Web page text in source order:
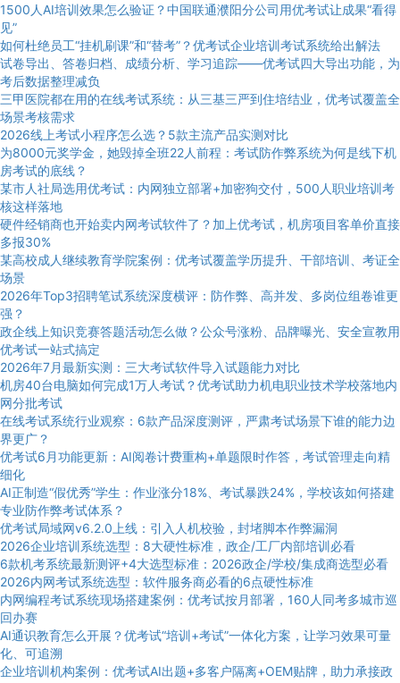
1500人AI培训效果怎么验证？中国联通濮阳分公司用优考试让成果“看得
见”
如何杜绝员工“挂机刷课”和“替考”？优考试企业培训考试系统给出解法
试卷导出、答卷归档、成绩分析、学习追踪——优考试四大导出功能，为
考后数据整理减负
三甲医院都在用的在线考试系统：从三基三严到住培结业，优考试覆盖全
场景考核需求
2026线上考试小程序怎么选？5款主流产品实测对比
为8000元奖学金，她毁掉全班22人前程：考试防作弊系统为何是线下机
房考试的底线？
某市人社局选用优考试：内网独立部署+加密狗交付，500人职业培训考
核这样落地
硬件经销商也开始卖内网考试软件了？加上优考试，机房项目客单价直接
多报30%
某高校成人继续教育学院案例：优考试覆盖学历提升、干部培训、考证全
场景
2026年Top3招聘笔试系统深度横评：防作弊、高并发、多岗位组卷谁更
强？
政企线上知识竞赛答题活动怎么做？公众号涨粉、品牌曝光、安全宣教用
优考试一站式搞定
2026年7月最新实测：三大考试软件导入试题能力对比
机房40台电脑如何完成1万人考试？优考试助力机电职业技术学校落地内
网分批考试
在线考试系统行业观察：6款产品深度测评，严肃考试场景下谁的能力边
界更广？
优考试6月功能更新：AI阅卷计费重构+单题限时作答，考试管理走向精
细化
AI正制造“假优秀”学生：作业涨分18%、考试暴跌24%，学校该如何搭建
专业防作弊考试体系？
优考试局域网v6.2.0上线：引入人机校验，封堵脚本作弊漏洞
2026企业培训系统选型：8大硬性标准，政企/工厂内部培训必看
6款机考系统最新测评+4大选型标准：2026政企/学校/集成商选型必看
2026内网考试系统选型：软件服务商必看的6点硬性标准
内网编程考试系统现场搭建案例：优考试按月部署，160人同考多城市巡
回办赛
AI通识教育怎么开展？优考试“培训+考试”一体化方案，让学习效果可量
化、可追溯
企业培训机构案例：优考试AI出题+多客户隔离+OEM贴牌，助力承接政